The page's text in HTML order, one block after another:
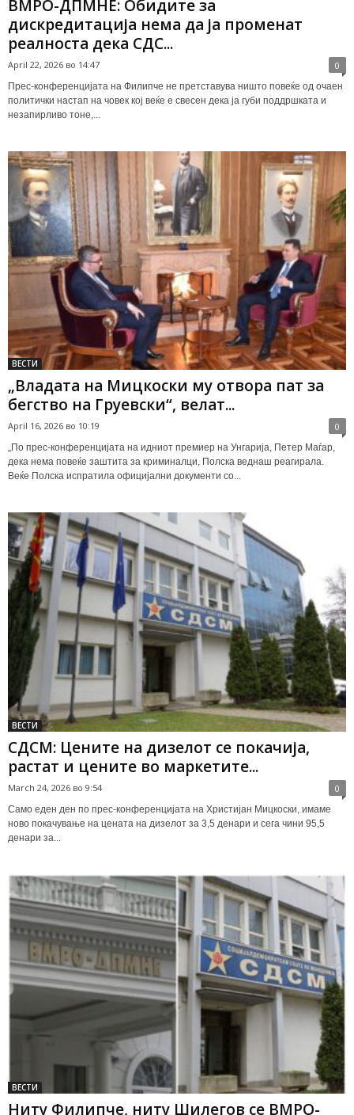
ВМРО-ДПМНЕ: Обидите за
дискредитација нема да ја променат
реалноста дека СДС...
April 22, 2026 во 14:47 0
Прес-конференцијата на Филипче не претставува ништо повеќе од очаен
политички настап на човек кој веќе е свесен дека ја губи поддршката и
незапирливо тоне,...
ВЕСТИ
„Владата на Мицкоски му отвора пат за
бегство на Груевски“, велат...
April 16, 2026 во 10:19 0
„По прес-конференцијата на идниот премиер на Унгарија, Петер Маѓар,
дека нема повеќе заштита за криминалци, Полска веднаш реагирала.
Веќе Полска испратила официјални документи со...
ВЕСТИ
СДСМ: Цените на дизелот се покачија,
растат и цените во маркетите...
March 24, 2026 во 9:54 0
Само еден ден по прес-конференцијата на Христијан Мицкоски, имаме
ново покачување на цената на дизелот за 3,5 денари и сега чини 95,5
денари за...
ВЕСТИ
Ниту Филипче, ниту Шилегов се ВМРО-